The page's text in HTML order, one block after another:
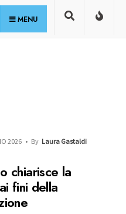
MENU
2026 • By Laura Gastaldi
chiarisce la
fini della